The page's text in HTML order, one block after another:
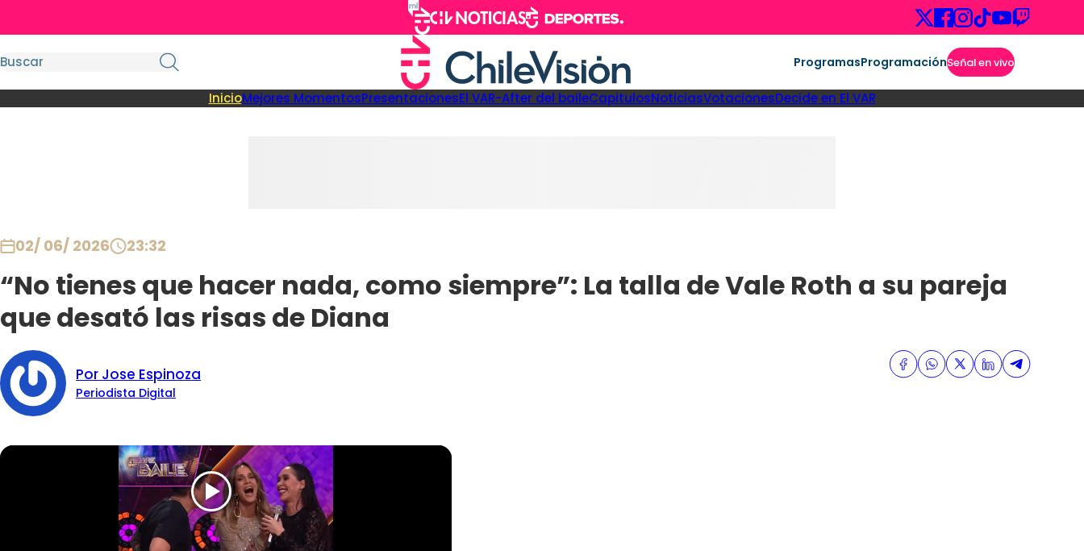
ProgramasProgramaciónSeñal en vivo
InicioMejores MomentosPresentacionesEl VAR-After del baileCapitulosNoticiasVotacionesDecide en El VAR
02/ 06/ 2026 23:32
“No tienes que hacer nada, como siempre”: La talla de Vale Roth a su pareja
que desató las risas de Diana
Por Jose Espinoza
Periodista Digital